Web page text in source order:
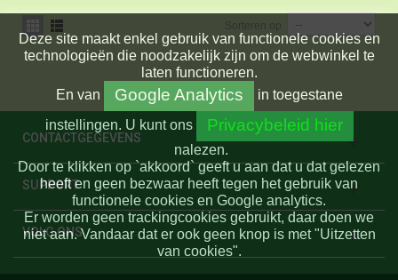
Sorteren op
CONTACTGEGEVENS
SUPPORT
VOLG ONS
Deze site maakt enkel gebruik van functionele cookies en
technologieën die noodzakelijk zijn om de webwinkel te
laten functioneren.
En van Google Analytics
in toegestane
instellingen. U kunt ons Privacybeleid hier
nalezen.
Door te klikken op `akkoord` geeft u aan dat u dat gelezen
heeft en geen bezwaar heeft tegen het gebruik van
functionele cookies en Google analytics.
Er worden geen trackingcookies gebruikt, daar doen we
niet aan. Vandaar dat er ook geen knop is met "Uitzetten
van cookies".